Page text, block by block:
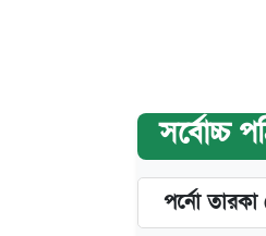
সর্বোচ্চ
পর্নো তারকা